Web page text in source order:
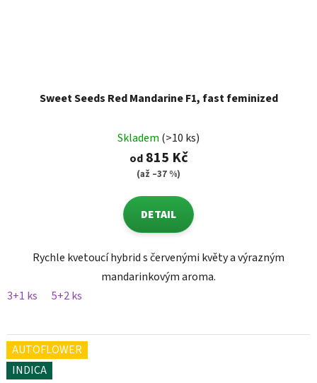
Sweet Seeds Red Mandarine F1, fast feminized
Skladem (>10 ks)
od815 Kč
(až –37 %)
DETAIL
Rychle kvetoucí hybrid s červenými květy a výrazným
mandarinkovým aroma.
3+1 ks
5+2 ks
AUTOFLOWER
INDICA